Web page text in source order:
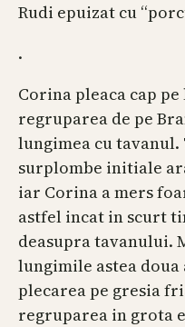
Rudi epuizat cu
.
Corina pleaca cap
regruparea de pe
lungimea cu
surplombe initiale
iar Corina a mers
astfel incat in scurt
deasupra tavanului.
lungimile astea doua
plecarea pe gresia
regruparea in grota